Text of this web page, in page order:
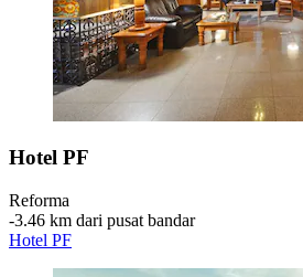
Hotel PF
Reforma
‐3.46 km dari pusat bandar
Hotel PF